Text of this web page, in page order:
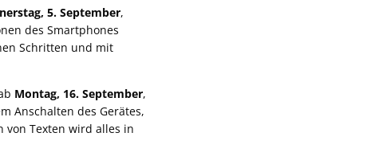
5. September,
des Smartphones
Schritten und mit
Montag, 16. September,
Anschalten des Gerätes,
von Texten wird alles in